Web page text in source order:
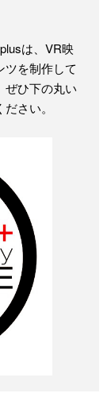
は、VR映
ツを制作して
ぜひ下の丸い
さい。